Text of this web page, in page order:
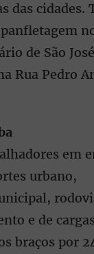
das cidades.
de São
Rua Pedro
em
urbano,
e de
braços por